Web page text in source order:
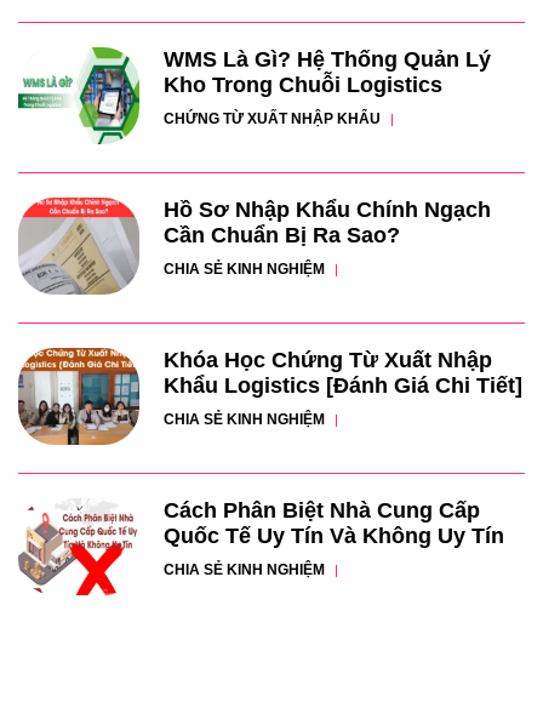
WMS Là Gì? Hệ Thống Quản Lý
Kho Trong Chuỗi Logistics
CHỨNG TỪ XUẤT NHẬP KHẨU
Hồ Sơ Nhập Khẩu Chính Ngạch
Cần Chuẩn Bị Ra Sao?
CHIA SẺ KINH NGHIỆM
Khóa Học Chứng Từ Xuất Nhập
Khẩu Logistics [Đánh Giá Chi Tiết]
CHIA SẺ KINH NGHIỆM
Cách Phân Biệt Nhà Cung Cấp
Quốc Tế Uy Tín Và Không Uy Tín
CHIA SẺ KINH NGHIỆM